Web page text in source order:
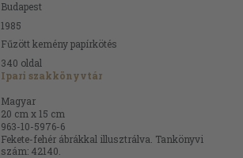
Budapest
1985
Fűzött kemény papírkötés
340 oldal
Ipari szakkönyvtár
Magyar
20 cm x 15 cm
963-10-5976-6
Fekete-fehér ábrákkal illusztrálva. Tankönyvi
szám: 42140.